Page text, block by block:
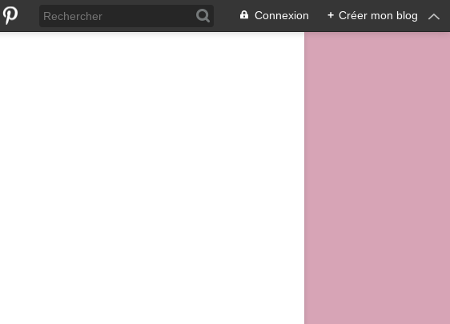
Connexion + Créer mon blog